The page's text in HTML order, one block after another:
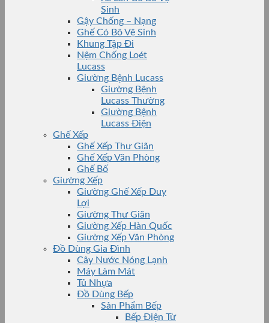
Sinh
Gậy Chống – Nạng
Ghế Có Bô Vệ Sinh
Khung Tập Đi
Nệm Chống Loét
Lucass
Giường Bệnh Lucass
Giường Bệnh
Lucass Thường
Giường Bệnh
Lucass Điện
Ghế Xếp
Ghế Xếp Thư Giãn
Ghế Xếp Văn Phòng
Ghế Bố
Giường Xếp
Giường Ghế Xếp Duy
Lợi
Giường Thư Giãn
Giường Xếp Hàn Quốc
Giường Xếp Văn Phòng
Đồ Dùng Gia Đình
Cây Nước Nóng Lạnh
Máy Làm Mát
Tủ Nhựa
Đồ Dùng Bếp
Sản Phẩm Bếp
Bếp Điện Từ